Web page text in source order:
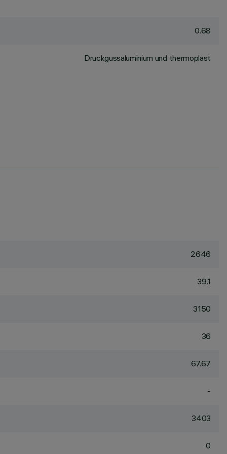
0.68
Druckgussaluminium und thermoplast
2646
39.1
3150
36
67.67
-
3403
0